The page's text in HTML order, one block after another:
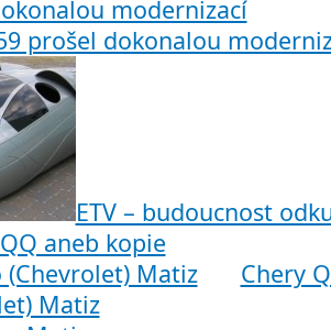
prošel dokonalou
ETV – budoucnost
Chery
Matiz